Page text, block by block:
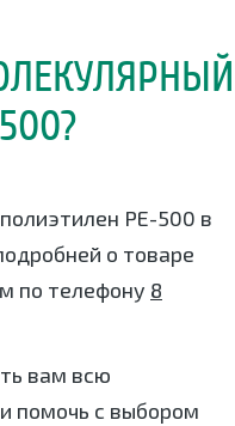
РЕ-500 в
о товаре
по телефону 8
вам всю
помочь с выбором